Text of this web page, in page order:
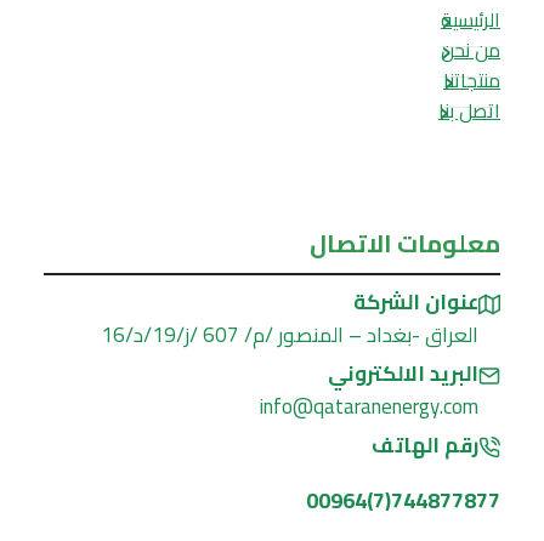
الرئيسية
من نحن
منتجاتنا
اتصل بنا
معلومات الاتصال
عنوان الشركة
العراق -بغداد – المنصور /م/ 607 /ز/19/د/16
البريد الالكتروني
info@qataranenergy.com
رقم الهاتف
744877877(7)00964